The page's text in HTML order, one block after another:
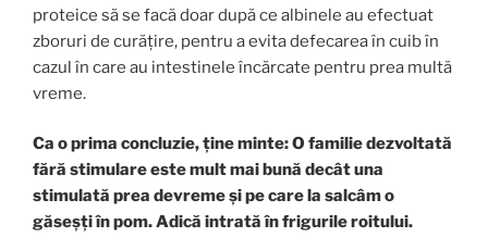
proteice să se facă doar după ce albinele au efectuat
zboruri de curățire, pentru a evita defecarea în cuib în
cazul în care au intestinele încărcate pentru prea multă
vreme.
Ca o prima concluzie, ține minte: O familie dezvoltată
fără stimulare este mult mai bună decât una
stimulată prea devreme și pe care la salcâm o
găseșți în pom. Adică intrată în frigurile roitului.